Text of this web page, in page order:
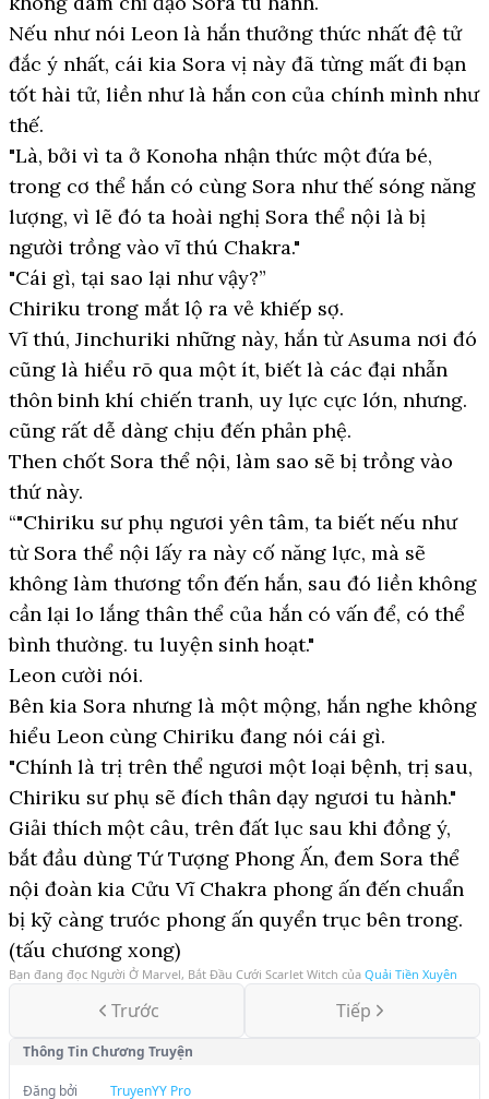
Nếu như nói Leon là hắn thưởng thức nhất đệ tử
đắc ý nhất, cái kia Sora vị này đã từng mất đi bạn
tốt hài tử, liền như là hắn con của chính mình như
thế.
"Là, bởi vì ta ở Konoha nhận thức một đứa bé,
trong cơ thể hắn có cùng Sora như thế sóng năng
lượng, vì lẽ đó ta hoài nghị Sora thể nội là bị
người trồng vào vĩ thú Chakra."
"Cái gì, tại sao lại như vậy?”
Chiriku trong mắt lộ ra vẻ khiếp sợ.
Vĩ thú, Jinchuriki những này, hắn từ Asuma nơi đó
cũng là hiểu rõ qua một ít, biết là các đại nhẫn
thôn binh khí chiến tranh, uy lực cực lớn, nhưng.
cũng rất dễ dàng chịu đến phản phệ.
Then chốt Sora thể nội, làm sao sẽ bị trồng vào
thứ này.
“"Chiriku sư phụ ngươi yên tâm, ta biết nếu như
từ Sora thể nội lấy ra này cố năng lực, mà sẽ
không làm thương tổn đến hắn, sau đó liền không
cần lại lo lắng thân thể của hắn có vấn để, có thể
bình thường. tu luyện sinh hoạt."
Leon cười nói.
Bên kia Sora nhưng là một mộng, hắn nghe không
hiểu Leon cùng Chiriku đang nói cái gì.
"Chính là trị trên thể ngươi một loại bệnh, trị sau,
Chiriku sư phụ sẽ đích thân dạy ngươi tu hành."
Giải thích một câu, trên đất lục sau khi đồng ý,
bắt đầu dùng Tứ Tượng Phong Ấn, đem Sora thể
nội đoàn kia Cửu Vĩ Chakra phong ấn đến chuẩn
bị kỹ càng trước phong ấn quyển trục bên trong.
(tấu chương xong)
Bạn đang đọc Người Ở Marvel, Bắt Đầu Cưới Scarlet Witch của Quải Tiền Xuyên
Trước Tiếp
Thông Tin Chương Truyện
Đăng bởi TruyenYY Pro